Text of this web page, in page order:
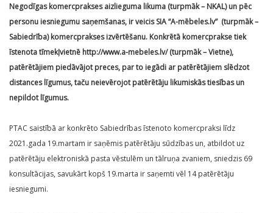
Negodīgas komercprakses aizlieguma likuma (turpmāk – NKAL) un pēc
personu iesniegumu saņemšanas, ir veicis SIA “A-mēbeles.lv” (turpmāk –
Sabiedrība) komercprakses izvērtēšanu. Konkrētā komercprakse tiek
īstenota tīmekļvietnē http://www.a-mebeles.lv/ (turpmāk – Vietne),
patērētājiem piedāvājot preces, par to iegādi ar patērētājiem slēdzot
distances līgumus, taču neievērojot patērētāju likumiskās tiesības un
nepildot līgumus.
PTAC saistībā ar konkrēto Sabiedrības īstenoto komercpraksi līdz
2021.gada 19.martam ir saņēmis patērētāju sūdzības un, atbildot uz
patērētāju elektroniskā pasta vēstulēm un tālruņa zvaniem, sniedzis 69
konsultācijas, savukārt kopš 19.marta ir saņemti vēl 14 patērētāju
iesniegumi.